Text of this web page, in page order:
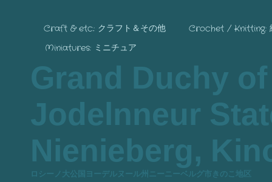
Craft & etc.: クラフト＆その他
Crochet / Knitting:
Miniatures: ミニチュア
Grand Duchy
Jodelnneur
Nienieberg,
ロシーノ大公国ヨーデルヌール州ニーニーベルグ市きのこ地区